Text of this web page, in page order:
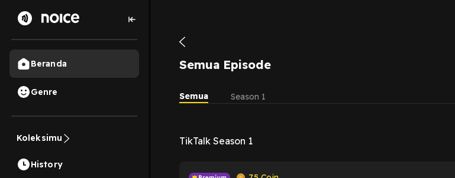
Beranda
Genre
Koleksimu
History
Semua Episode
Semua Season 1
TikTalk Season 1